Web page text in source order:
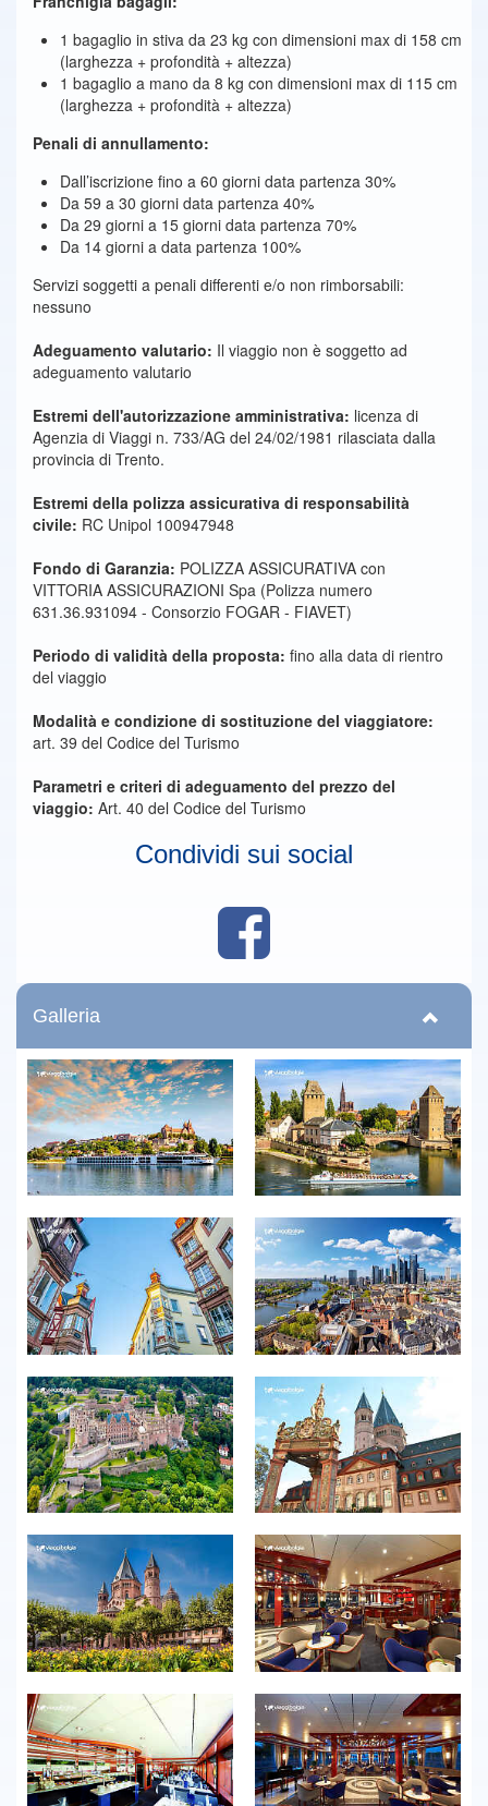
1 bagaglio in stiva da 23 kg con dimensioni max di 158 cm
(larghezza + profondità + altezza)
1 bagaglio a mano da 8 kg con dimensioni max di 115 cm
(larghezza + profondità + altezza)
Penali di annullamento:
Dall’iscrizione fino a 60 giorni data partenza 30%
Da 59 a 30 giorni data partenza 40%
Da 29 giorni a 15 giorni data partenza 70%
Da 14 giorni a data partenza 100%
Servizi soggetti a penali differenti e/o non rimborsabili:
nessuno
Adeguamento valutario: Il viaggio non è soggetto ad
adeguamento valutario
Estremi dell'autorizzazione amministrativa: licenza di
Agenzia di Viaggi n. 733/AG del 24/02/1981 rilasciata dalla
provincia di Trento.
Estremi della polizza assicurativa di responsabilità
civile: RC Unipol 100947948
Fondo di Garanzia: POLIZZA ASSICURATIVA con
VITTORIA ASSICURAZIONI Spa (Polizza numero
631.36.931094 - Consorzio FOGAR - FIAVET)
Periodo di validità della proposta: fino alla data di rientro
del viaggio
Modalità e condizione di sostituzione del viaggiatore:
art. 39 del Codice del Turismo
Parametri e criteri di adeguamento del prezzo del
viaggio: Art. 40 del Codice del Turismo
Condividi sui social
Galleria